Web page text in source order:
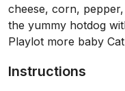
cheese, corn,
the yummy hotdog
Playlot more baby
Instructions